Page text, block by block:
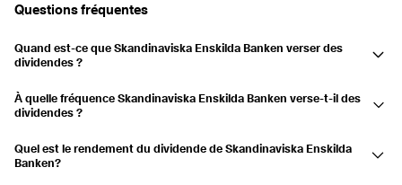
Payé
27.03.2019 03.04.2019 6,88 %
2018
6,2 %
2017
Questions fréquentes
Quand est-ce que Skandinaviska Enskilda Banken verser des
dividendes ?
versés le avril.
À quelle fréquence Skandinaviska Enskilda Banken verse-t-il des
dividendes ?
Quel est le rendement du dividende de Skandinaviska Enskilda
Banken?